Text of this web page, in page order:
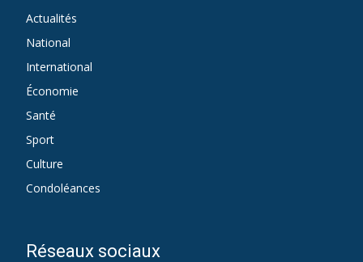
Actualités
National
International
Économie
Santé
Sport
Culture
Condoléances
Réseaux sociaux